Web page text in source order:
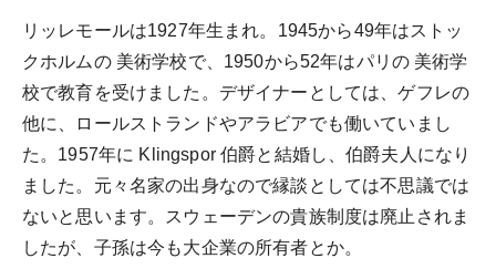
リッレモールは1927年生まれ。1945から49年はストッ
クホルムの 美術学校で、1950から52年はパリの 美術学
校で教育を受けました。デザイナーとしては、ゲフレの
他に、ロールストランドやアラビアでも働いていまし
た。1957年に Klingspor 伯爵と結婚し、伯爵夫人になり
ました。元々名家の出身なので縁談としては不思議では
ないと思います。スウェーデンの貴族制度は廃止されま
したが、子孫は今も大企業の所有者とか。